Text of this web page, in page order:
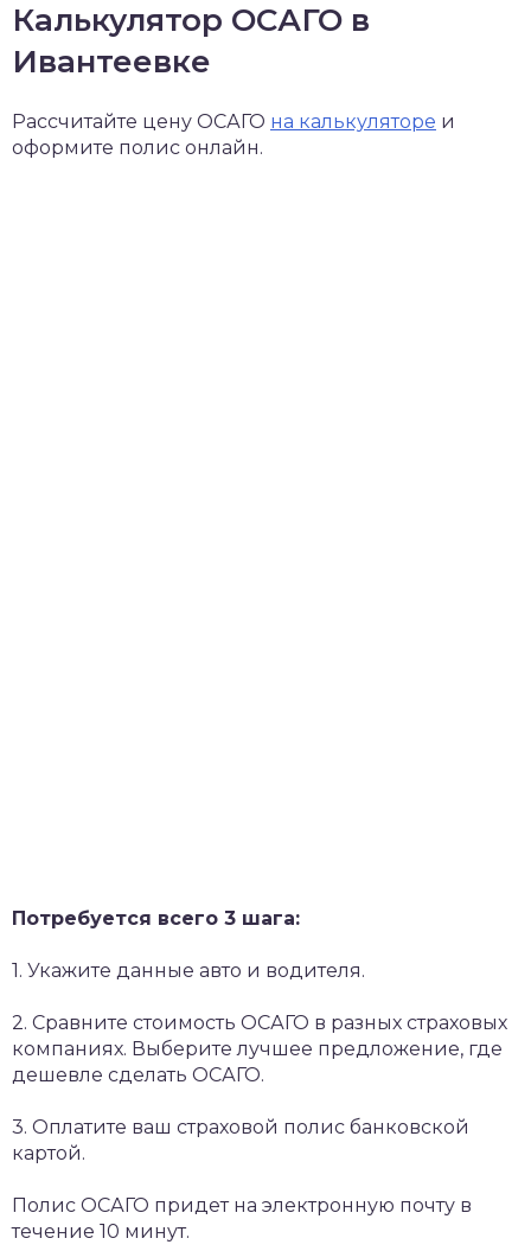
Калькулятор ОСАГО в
Ивантеевке
Рассчитайте цену ОСАГО на калькуляторе и
оформите полис онлайн.
Потребуется всего 3 шага:
1. Укажите данные авто и водителя.
2. Сравните стоимость ОСАГО в разных страховых
компаниях. Выберите лучшее предложение, где
дешевле сделать ОСАГО.
3. Оплатите ваш страховой полис банковской
картой.
Полис ОСАГО придет на электронную почту в
течение 10 минут.